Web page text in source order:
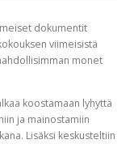
dokumentit
viimeisistä
monet
koostamaan lyhyttä
ja mainostamiin
Lisäksi keskusteltiin